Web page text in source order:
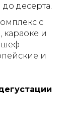
десерта.
с
караоке и
шеф
и